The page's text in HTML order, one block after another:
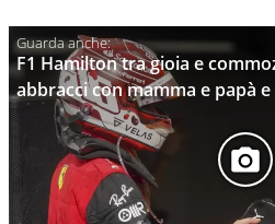
F1 Hamilton tra gioia e
abbracci con mamma e papà